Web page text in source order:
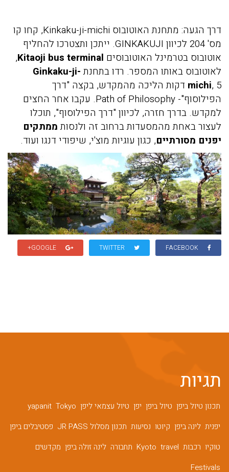
דרך הגעה: מתחנת האוטובוס Kinkaku-ji-michi, קחו קו
מס' 204 לכיוון GINKAKUJI. ייתכן ותצטרכו להחליף
אוטובוס בטרמינל האוטובוסים Kitaoji bus terminal
,
לאוטובוס באותו המספר. רדו בתחנתGinkaku-ji-
michi , 5 דקות הליכה מהמקדש, בקצה "דרך
הפילוסוף"- Path of Philosophy. עקבו אחר החצים
למקדש. בדרך חזרה, לכיוון "דרך הפילוסוף", תוכלו
לעצור באחת מהמסעדות ברחוב זה ולנסותממתקים
יפנים מסורתיים, כגון עוגיות מוצ'י, שיפודי דנגו ועוד.
FACEBOOK
TWITTER
GOOGLE+
תגיות
תכנון טיול ביפן טיול ביפן יפן טיול עצמאי ליפן Tokyo
yapanit
יפנית לינה ביפן קיוטו נסיעות תכנון מסלול JR PASS
פסטיבלים ביפן
טוקיו רכבות travel
Kyoto תחבורה לינה זולה ביפן מקדשים
Festivals